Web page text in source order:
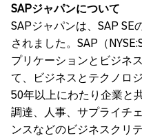
SAPジャパンについて
SAPジャパンは、SAP SE
されました。SAP（
プリケーションとビジネ
て、ビジネスとテクノロ
50年以上にわたり企業と
調達、人事、サプライチ
ンスなどのビジネスクリ